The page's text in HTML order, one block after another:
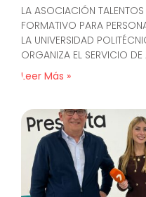
LA ASOCIACIÓN
FORMATIVO PARA
LA UNIVERSIDAD
ORGANIZA EL SERVICIO DE
Leer Más »